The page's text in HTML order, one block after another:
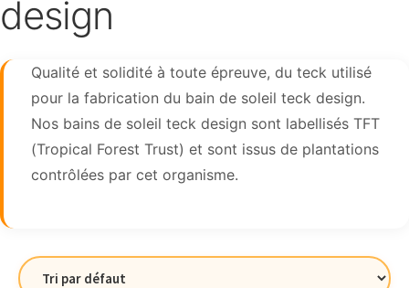
design
Qualité et solidité à toute épreuve, du teck utilisé
pour la fabrication du bain de soleil teck design.
Nos bains de soleil teck design sont labellisés TFT
(Tropical Forest Trust) et sont issus de plantations
contrôlées par cet organisme.